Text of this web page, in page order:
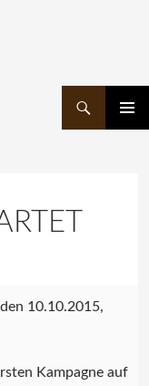
10.10.2015,
Kampagne auf